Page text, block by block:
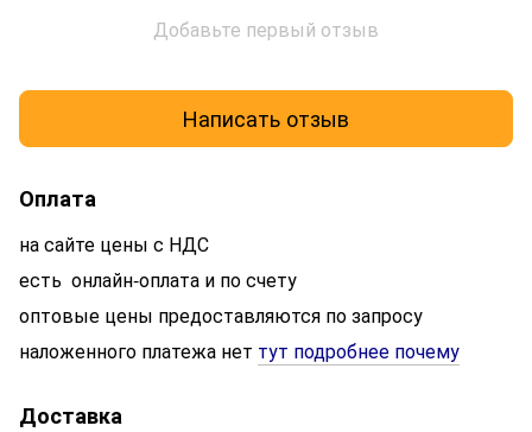
Добавьте первый отзыв
Написать отзыв
Оплата
на сайте цены с НДС
есть онлайн-оплата и по счету
оптовые цены предоставляются по запросу
наложенного платежа нет тут подробнее почему
Доставка